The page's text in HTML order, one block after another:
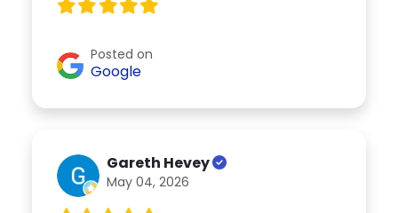
Posted on
Google
Gareth Hevey
May 04, 2026